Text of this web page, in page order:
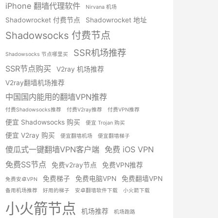
iPhone 翻墙代理软件 Nirvana 机场
Shadowrocket 付费节点 Shadowrocket 地址
Shadowsocks 付费节点
Shadowsocks 节点哪里买 SSR机场推荐
SSR节点购买
V2ray 机场推荐
V2ray翻墙机场推荐
中国国内能用的翻墙VPN推荐
付费Shadowsocks推荐 付费V2ray推荐 付费VPN推荐
便宜 Shadowsocks 购买 便宜 Trojan 购买
便宜 V2ray 购买 便宜翻墙机场 便宜翻墙梯子
傻瓜式一键翻墙VPN客户端 免费 iOS VPN
免费SS节点
免费v2ray节点 免费VPN推荐
免费安卓VPN 免费梯子 免费电脑VPN 免费翻墙VPN
备用机场推荐 好用的梯子 安卓翻墙软件下载 小火箭下载
小火箭节点 机场推荐 机场跑路